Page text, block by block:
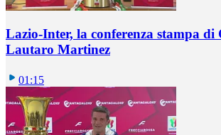
Lazio-Inter, la conferenza stampa di
Lautaro Martinez
01:15